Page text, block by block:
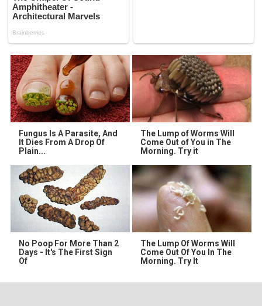
Fungus Is A Parasite, And
It Dies From A Drop Of
Plain...
The Lump of Worms Will
Come Out of You in The
Morning. Try it
No Poop For More Than 2
Days - It's The First Sign
Of
The Lump Of Worms Will
Come Out Of You In The
Morning. Try It